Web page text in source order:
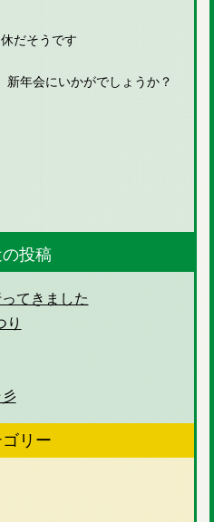
だそうです
年会にいかがでしょうか？
投稿
てきました
り
リー